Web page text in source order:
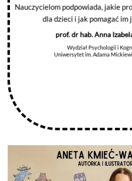
Nauczycielom podpowiada, jakie
dla dzieci i jak pomagać im
prof. dr hab. Anna
Wydział Psychologii i
Uniwersytet im. Adama